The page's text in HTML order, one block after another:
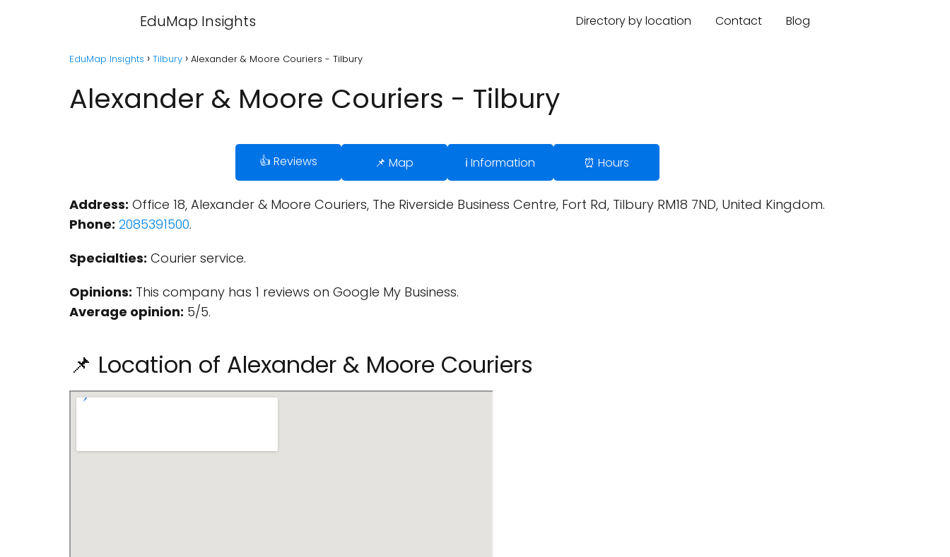
EduMap Insights Directory by location Contact Blog
EduMap Insights Tilbury Alexander & Moore Couriers - Tilbury
Alexander & Moore Couriers - Tilbury
👍 Reviews 📌 Map ℹ️ Information ⏰ Hours
Address: Office 18, Alexander & Moore Couriers, The Riverside Business Centre, Fort Rd, Tilbury RM18 7ND, United Kingdom.
Phone: 2085391500.
Specialties: Courier service.
Opinions: This company has 1 reviews on Google My Business.
Average opinion: 5/5.
📌 Location of Alexander & Moore Couriers